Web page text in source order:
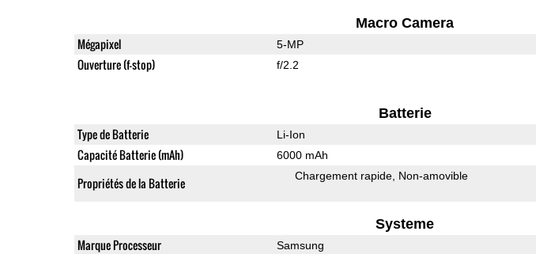
Macro Camera
Mégapixel 5-MP
Ouverture (f-stop) f/2.2
Batterie
Type de Batterie Li-Ion
Capacité Batterie (mAh) 6000 mAh
Propriétés de la Batterie Chargement rapide Non-amovible
Systeme
Marque Processeur Samsung